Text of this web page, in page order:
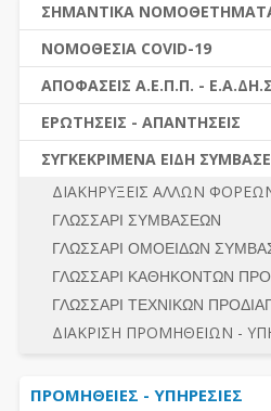
ΣΗΜΑΝΤΙΚΑ
ΔΗΜΟΣΙΕΣ ΣΥΜΒΑΣΕΙΣ (Ν.
ΔΗΜΟΤΙΚΟΣ ΚΩΔΙΚΑΣ
ΚΑΛΛΙΚΡΑΤΗΣ (Ν.3852/2010)
ΝΟΜΟΘΕΣΙΑ - ΝΟΜΟΛΟΓΙΑ
ΝΟΜΟΘΕΣΙΑ COVID-19
ΝΟΜΟΘΕΣΙΑ - ΝΟΜΟΛΟΓΙΑ
ΕΡΩΤΗΣΕΙΣ - ΑΠΑΝΤΗΣΕΙΣ
ΑΠΟΦΑΣΕΙΣ Α.Ε.Π.Π. -
ΠΡΟΔΙΚΑΣΤΙΚΗ ΠΡΟΣΦΥΓΗ
ΓΕΝΙΚΟΙ ΚΑΝΟΝΕΣ
ΔΙΚΑΙΟΥΜΕΝΟΙ
ΠΡΟΣΦΟΡΕΣ –
ΔΙΕΞΑΓΩΓΗ ΔΙΑΔΙΚΑΣΙΑΣ
ΕΣΗΔΗΣ – ΚΗΜΔΗΣ
ΠΕΡΙΛΗΨΕΙΣ ΑΠΟΦΑΣΕΩΝ
ΣΥΝΟΛΟ
ΕΡΩΤΗΣΕΙΣ - ΑΠΑΝΤΗΣΕΙΣ
Ν. 4782/2021 - ΤΡΟΠΟΠΟΙΗΣΗ
ΔΙΕΞΑΓΩΓΗ ΔΙΑΔΙΚΑΣΙΑΣ
ΔΙΑΔΙΚΑΣΙΕΣ ΑΝΑΘΕΣΗΣ
ΓΕΝΙΚΟΙ ΚΑΝΟΝΕΣ
ΠΡΟΕΤΟΙΜΑΣΙΑ -
ΛΟΓΟΙ ΑΠΟΚΛΕΙΣΜΟΥ-
ΠΡΟΣΦΟΡΕΣ -
ΣΥΓΚΕΚΡΙΜΕΝΑ ΕΙΔΗ
ΔΙΑΚΗΡΥΞΕΙΣ ΑΛΛΩΝ
ΓΛΩΣΣΑΡΙ ΣΥΜΒΑΣΕΩΝ
ΓΛΩΣΣΑΡΙ ΟΜΟΕΙΔΩΝ
ΓΛΩΣΣΑΡΙ ΚΑΘΗΚΟΝΤΩΝ
ΓΛΩΣΣΑΡΙ ΤΕΧΝΙΚΩΝ
ΔΙΑΚΡΙΣΗ ΠΡΟΜΗΘΕΙΩΝ -
ΠΡΟΜΗΘΕΙΕΣ - ΥΠΗΡΕΣΙΕΣ